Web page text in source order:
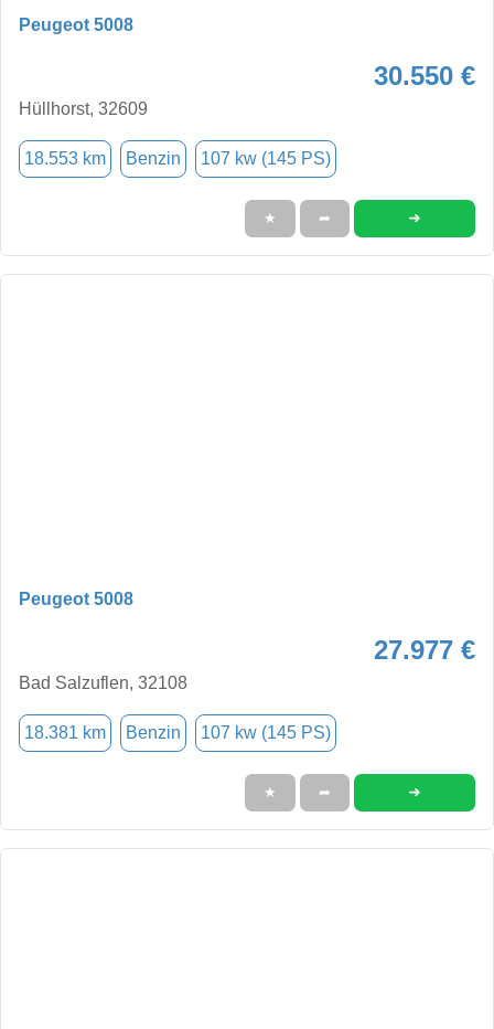
Peugeot 5008
30.550 €
Hüllhorst, 32609
18.553 km Benzin 107 kw (145 PS)
★ ➦ ➜
Peugeot 5008
27.977 €
Bad Salzuflen, 32108
18.381 km Benzin 107 kw (145 PS)
★ ➦ ➜